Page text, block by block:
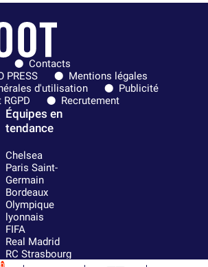
Contacts
PRESS
Mentions légales
d'utilisation
Publicité
Recrutement
Équipes en
tendance
Chelsea
Paris Saint-
Germain
Bordeaux
Olympique
lyonnais
FIFA
Real Madrid
RC Strasbourg